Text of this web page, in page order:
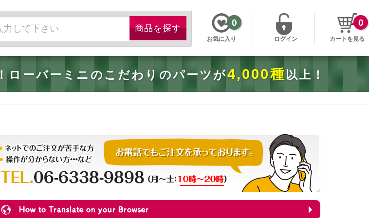
お気に入り
0
ログイン カートを見る
0
！ローバーミニのこだわりのパーツが4,000種 以上！